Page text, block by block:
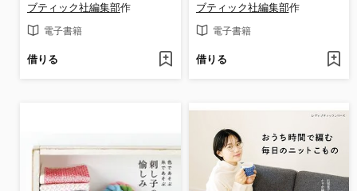
ブティック社編集部作
電子書籍
借りる
ブティック社編集部作
電子書籍
借りる